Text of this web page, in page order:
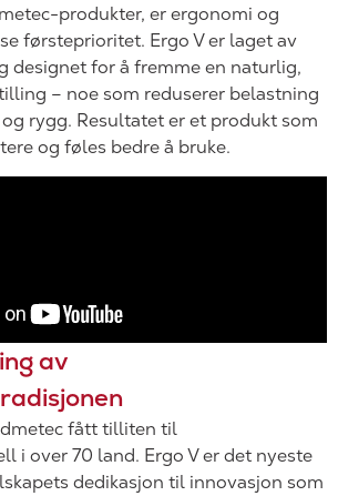
produkter, er ergonomi og
førsteprioritet. Ergo V er laget av
designet for å fremme en naturlig,
– noe som reduserer belastning
rygg. Resultatet er et produkt som
og føles bedre å bruke.
av
fått tilliten til
i over 70 land. Ergo V er det nyeste
dedikasjon til innovasjon som